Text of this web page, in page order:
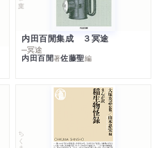
内田百閒集成 ３冥途
─冥途
内田百閒著佐藤聖編
ちくま新書